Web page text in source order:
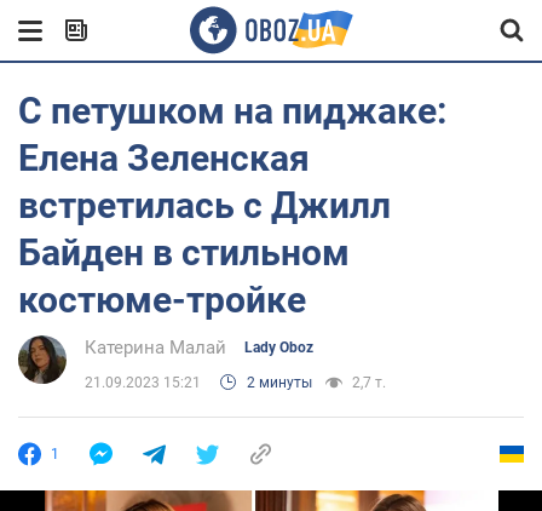
С петушком на пиджаке:
Елена Зеленская
встретилась с Джилл
Байден в стильном
костюме-тройке
Катерина Малай Lady Oboz
21.09.2023 15:21 2 минуты 2,7 т.
1